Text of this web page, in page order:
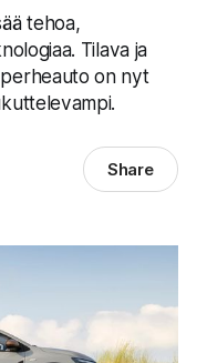
tehoa,
Tilava ja
on nyt
Share